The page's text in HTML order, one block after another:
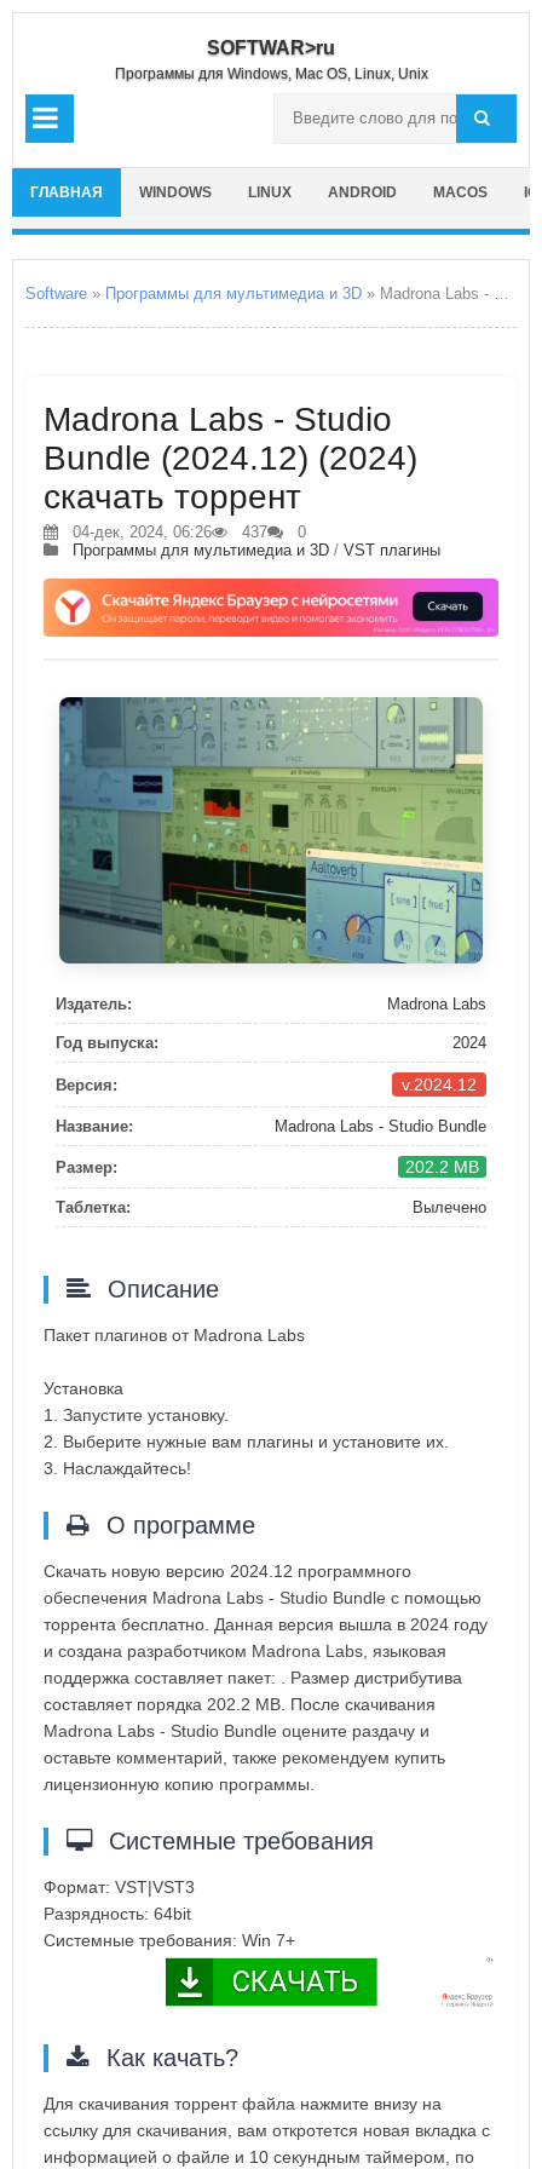
SOFTWAR>ru
Программы для Windows, Mac OS, Linux, Unix
ГЛАВНАЯ WINDOWS LINUX ANDROID MACOS
Software » Программы для мультимедиа и 3D » Madrona Labs - Studio Bundle
Madrona Labs - Studio
Bundle (2024.12) (2024)
скачать торрент
04-дек, 2024, 06:26 437
0
Программы для мультимедиа и 3D / VST плагины
Издатель: Madrona Labs
Год выпуска: 2024
Версия: v.2024.12
Название: Madrona Labs - Studio Bundle
Размер: 202.2 MB
Таблетка: Вылечено
Описание
Пакет плагинов от Madrona Labs
Установка
1. Запустите установку.
2. Выберите нужные вам плагины и установите их.
3. Наслаждайтесь!
О программе
Скачать новую версию 2024.12 программного
обеспечения Madrona Labs - Studio Bundle с помощью
торрента бесплатно. Данная версия вышла в 2024 году
и создана разработчиком Madrona Labs, языковая
поддержка составляет пакет: . Размер дистрибутива
составляет порядка 202.2 MB. После скачивания
Madrona Labs - Studio Bundle оцените раздачу и
оставьте комментарий, также рекомендуем купить
лицензионную копию программы.
Системные требования
Формат: VST|VST3
Разрядность: 64bit
Системные требования: Win 7+
Как качать?
Для скачивания торрент файла нажмите внизу на
ссылку для скачивания, вам откротется новая вкладка с
информацией о файле и 10 секундным таймером, по